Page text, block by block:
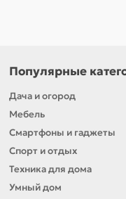
Популярные
Дача и огород
Мебель
Смартфоны и гаджеты
Спорт и отдых
Техника для дома
Умный дом